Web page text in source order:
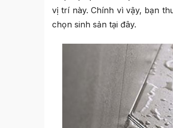
vị trí này. Chính vì vậy, bạn
chọn sinh sản tại đây.